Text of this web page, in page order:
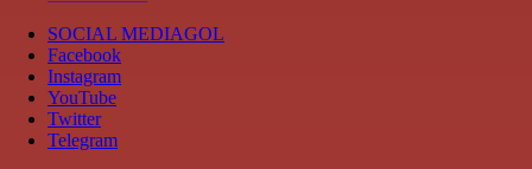
SOCIAL MEDIAGOL
Facebook
Instagram
YouTube
Twitter
Telegram